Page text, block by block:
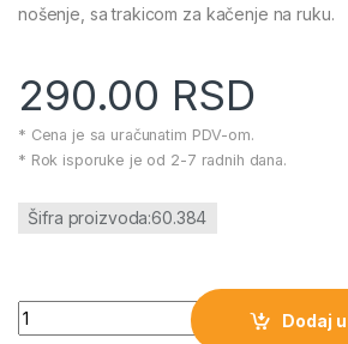
nošenje, sa trakicom za kačenje na ruku.
290.00 RSD
* Cena je sa uračunatim PDV-om.
* Rok isporuke je od 2-7 radnih dana.
Šifra proizvoda:60.384
Baterijska lampa LED 3W PROSTO
Dodaj